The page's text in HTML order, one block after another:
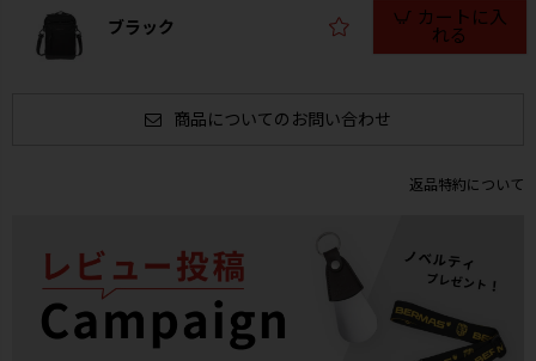
ブラック
カートに入
れる
商品についてのお問い合わせ
返品特約について